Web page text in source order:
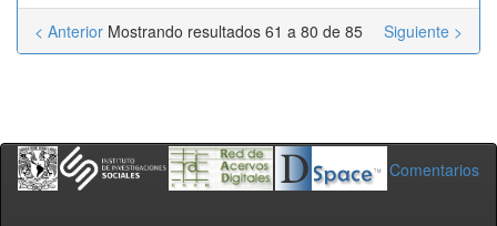
Mostrando resultados 61 a 80 de 85
< Anterior Siguiente >
Comentarios